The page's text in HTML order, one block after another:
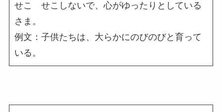
せこ せこしないで、心がゆったりとしている
さま。
例文：子供たちは、大らかにのびのびと育って
いる。